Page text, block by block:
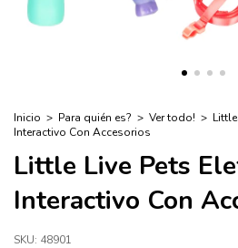
Inicio > Para quién es? > Ver todo! >
Interactivo Con Accesorios
Little Live Pets
Interactivo Con
SKU: 48901